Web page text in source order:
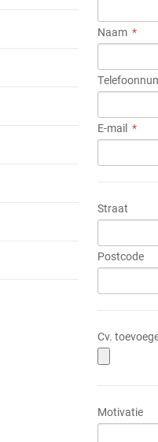
Naam
E-mail
Straat
Postcode
Cv.
Motivatie